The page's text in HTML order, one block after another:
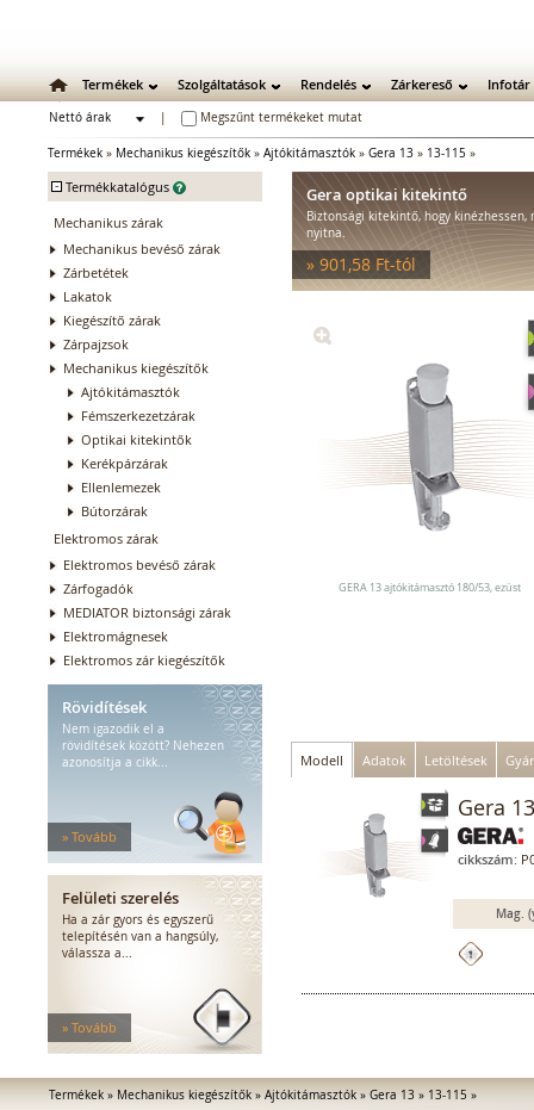
Termékek Szolgáltatások Rendelés Zárkereső Infotár
Nettó árak
Megszűnt termékeket mutat
Termékek » Mechanikus kiegészítők » Ajtókitámasztók » Gera 13 » 13-115 »
- Termékkatalógus
Mechanikus zárak
Mechanikus bevéső zárak
Zárbetétek
Lakatok
Kiegészítő zárak
Zárpajzsok
Mechanikus kiegészítők
Ajtókitámasztók
Fémszerkezetzárak
Optikai kitekintők
Kerékpárzárak
Ellenlemezek
Bútorzárak
Elektromos zárak
Elektromos bevéső zárak
Zárfogadók
MEDIATOR biztonsági zárak
Elektromágnesek
Elektromos zár kiegészítők
Rövidítések
Nem igazodik el a
rövidítések között? Nehezen
azonosítja a cikk...
» Tovább
Felületi szerelés
Ha a zár gyors és egyszerű
telepítésén van a hangsúly,
válassza a...
» Tovább
Gera optikai kitekintő
Biztonsági kitekintő, hogy
nyitna.
» 901,58 Ft-tól
GERA 13 ajtókitámasztó 180/53, ezüst
Modell Adatok Letöltések
Gera
cikkszám:
Mag.
Termékek» Mechanikus kiegészítők» Ajtókitámasztók» Gera 13 » 13-115»